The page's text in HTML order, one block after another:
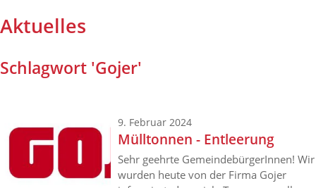
Aktuelles
Schlagwort 'Gojer'
9. Februar 2024
Mülltonnen - Entleerung
Sehr geehrte GemeindebürgerInnen! Wir
wurden heute von der Firma Gojer